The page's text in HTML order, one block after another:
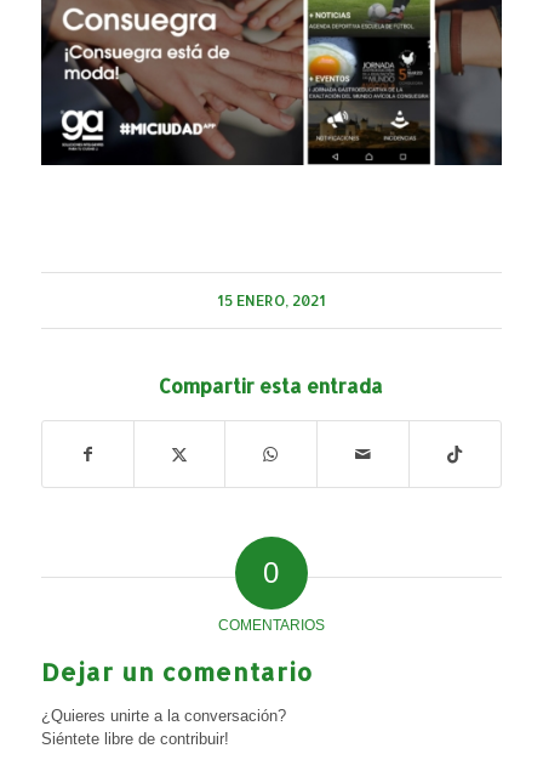
15 ENERO, 2021
Compartir esta entrada
0
COMENTARIOS
Dejar un comentario
¿Quieres unirte a la conversación?
Siéntete libre de contribuir!